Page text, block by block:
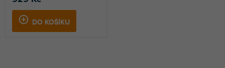
DO KOŠÍKU